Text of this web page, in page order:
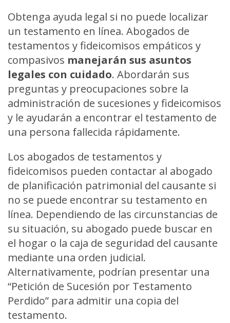
Obtenga ayuda legal si no puede localizar
un testamento en línea. Abogados de
testamentos y fideicomisos empáticos y
compasivos manejarán sus asuntos
legales con cuidado. Abordarán sus
preguntas y preocupaciones sobre la
administración de sucesiones y fideicomisos
y le ayudarán a encontrar el testamento de
una persona fallecida rápidamente.
Los abogados de testamentos y
fideicomisos pueden contactar al abogado
de planificación patrimonial del causante si
no se puede encontrar su testamento en
línea. Dependiendo de las circunstancias de
su situación, su abogado puede buscar en
el hogar o la caja de seguridad del causante
mediante una orden judicial.
Alternativamente, podrían presentar una
“Petición de Sucesión por Testamento
Perdido” para admitir una copia del
testamento.